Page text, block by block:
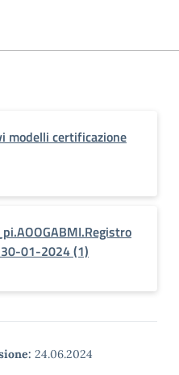
modelli certificazione
01-2024 (1)
24.06.2024